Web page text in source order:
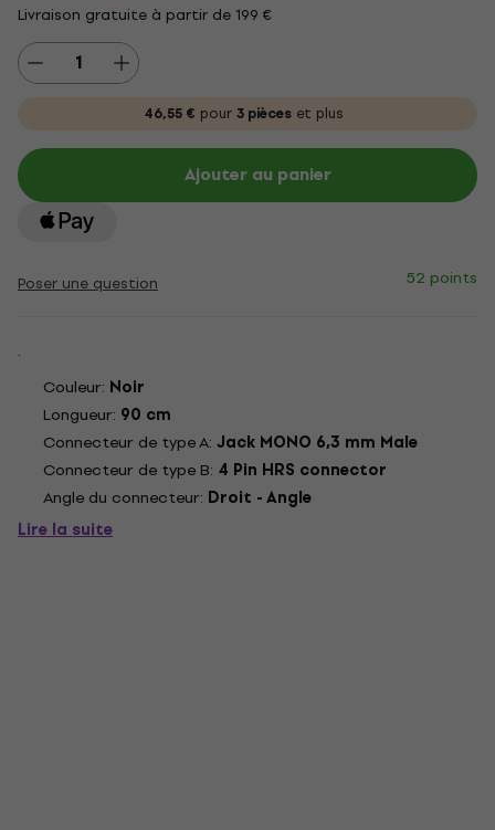
Livraison gratuite à partir de 199 €
46,55 € pour 3 pièceset plus
Ajouter au panier
Poser une question 52 points
.
Couleur: Noir
Longueur: 90 cm
Connecteur de type A: Jack MONO 6,3 mm Male
Connecteur de type B: 4 Pin HRS connector
Angle du connecteur: Droit - Angle
Lire la suite